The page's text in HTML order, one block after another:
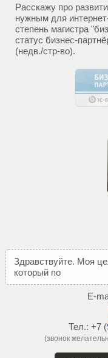
Расскажу про
нужным для
степень магистра
статус бизнес-
(недв./стр-во).
Здравствуйте. Моя це
который пом
E-
Тел.: +7
(звонок